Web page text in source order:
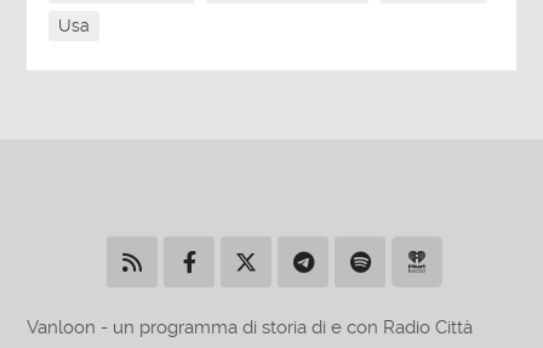
Usa
Vanloon - un programma di storia di e con Radio Città